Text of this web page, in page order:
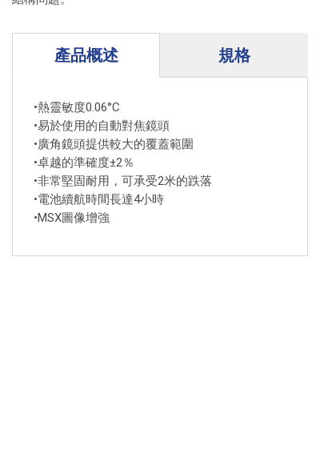
產品概述 規格
•熱靈敏度0.06°C
•易於使用的自動對焦鏡頭
•廣角鏡頭提供較大的覆蓋範圍
•卓越的準確度±2％
•非常堅固耐用，可承受2米的跌落
•電池續航時間長達4小時
•MSX圖像增強